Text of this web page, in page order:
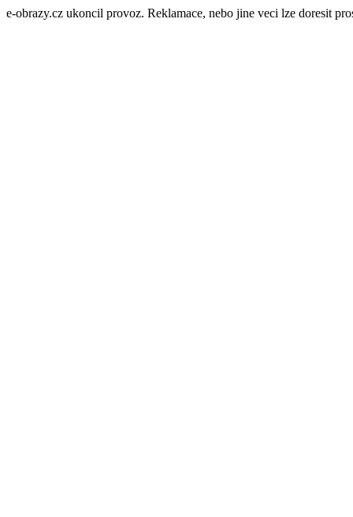
e-obrazy.cz ukoncil provoz. Reklamace, nebo jine veci lze doresit